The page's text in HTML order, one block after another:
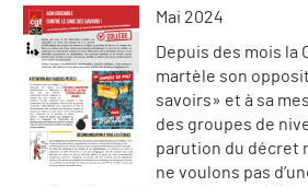
Mai 2024
Depuis des mois la
martèle son
savoirs» et à sa
des groupes de
parution du décret
ne voulons pas